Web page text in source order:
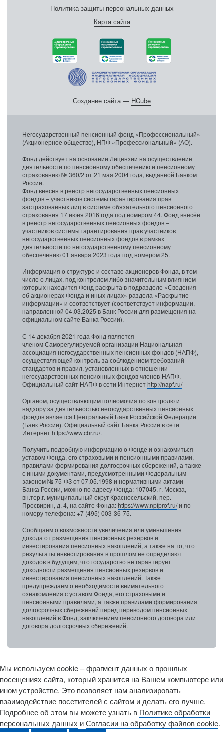
Политика защиты персональных данных
Карта сайта
Создание сайта — HCube
Негосударственный пенсионный фонд «Профессиональный»
(Акционерное общество), НПФ «Профессиональный» (АО).
Фонд действует на основании Лицензии на осуществление
деятельности по пенсионному обеспечению и пенсионному
страхованию № 360/2 от 21 мая 2004 года, выданной Банком
России.
Фонд внесён в реестр негосударственных пенсионных
фондов – участников системы гарантирования прав
застрахованных лиц в системе обязательного пенсионного
страхования 17 июня 2016 года под номером 44. Фонд внесён
в реестр негосударственных пенсионных фондов –
участников системы гарантирования прав участников
негосударственных пенсионных фондов в рамках
деятельности по негосударственному пенсионному
обеспечению 01 января 2023 года под номером 25.
Информация о структуре и составе акционеров Фонда, в том
числе о лицах, под контролем либо значительным влиянием
которых находится Фонд раскрыта в подразделе «Сведения
об акционерах Фонда и иных лицах» раздела «Раскрытие
информации» и соответствует (соответствует информации,
направленной 04.03.2025 в Банк России для размещения на
официальном сайте Банка России).
С 14 декабря 2021 года Фонд является
членом Саморегулируемой организации Национальная
ассоциация негосударственных пенсионных фондов (НАПФ),
осуществляющей контроль за соблюдением требований
стандартов и правил, установленных в отношении
негосударственных пенсионных фондов членов-НАПФ.
Официальный сайт НАПФ в сети Интернетhttp://napf.ru/
Органом, осуществляющим полномочия по контролю и
надзору за деятельностью негосударственных пенсионных
фондов является Центральный Банк Российской Федерации
(Банк России). Официальный сайт Банка России в сети
Интернетhttps://www.cbr.ru/.
Получить подробную информацию о Фонде и ознакомиться
уставом Фонда, его страховыми и пенсионными правилами,
правилами формирования долгосрочных сбережений, а также
с иными документами, предусмотренными Федеральным
законом № 75-ФЗ от 07.05.1998 и нормативными актами
Банка России, можно по адресу Фонда: 107045, г. Москва,
вн.тер.г. муниципальный округ Красносельский, пер.
Просвирин, д. 4, на сайте Фонда:https://www.npfprof.ru/и по
номеру телефона: +7 (495) 003-36-75.
Сообщаем о возможности увеличения или уменьшения
дохода от размещения пенсионных резервов и
инвестирования пенсионных накоплений, а также на то, что
результаты инвестирования в прошлом не определяют
доходов в будущем, что государство не гарантирует
доходности размещения пенсионных резервов и
инвестирования пенсионных накоплений. Также
предупреждаем о необходимости внимательного
ознакомления с уставом Фонда, его страховыми и
пенсионными правилами, а также правилами формирования
долгосрочных сбережений перед переводом пенсионных
накоплений в Фонд, заключением пенсионного договора или
договора долгосрочных сбережений.
Мы используем cookie – фрагмент данных о прошлых
посещениях сайта, который хранится на Вашем компьютере или
ином устройстве. Это позволяет нам анализировать
взаимодействие посетителей с сайтом и делать его лучше.
Подробнее об этом вы можете узнать в Политике обработки
персональных данных иСогласии на обработку файлов cookie.